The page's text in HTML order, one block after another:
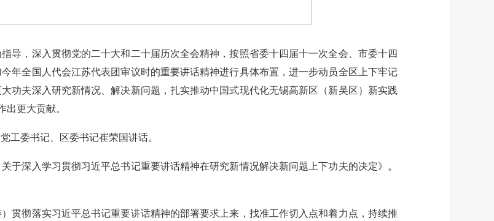
，深入贯彻党的二十大和二十届历次全会精神，按照省委十四届十一次全会、市委十四
年全国人代会江苏代表团审议时的重要讲话精神进行具体布置，进一步动员全区上下牢记
功夫深入研究新情况、解决新问题，扎实推动中国式现代化无锡高新区（新吴区）新实践
出更大贡献。
委书记、区委书记崔荣国讲话。
深入学习贯彻习近平总书记重要讲话精神在研究新情况解决新问题上下功夫的决定》。
彻落实习近平总书记重要讲话精神的部署要求上来，找准工作切入点和着力点，持续推